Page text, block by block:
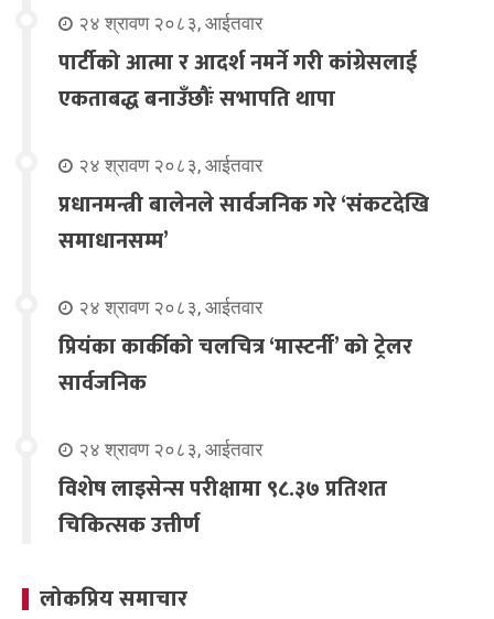
२४ श्रावण २०८३, आईतवार
पार्टीको आत्मा र आदर्श नमर्ने गरी कांग्रेसलाई
एकताबद्ध बनाउँछौंः सभापति थापा
२४ श्रावण २०८३, आईतवार
प्रधानमन्त्री बालेनले सार्वजनिक गरे ‘संकटदेखि
समाधानसम्म’
२४ श्रावण २०८३, आईतवार
प्रियंका कार्कीको चलचित्र ‘मास्टर्नी’ को ट्रेलर
सार्वजनिक
२४ श्रावण २०८३, आईतवार
विशेष लाइसेन्स परीक्षामा ९८.३७ प्रतिशत
चिकित्सक उत्तीर्ण
लोकप्रिय समाचार